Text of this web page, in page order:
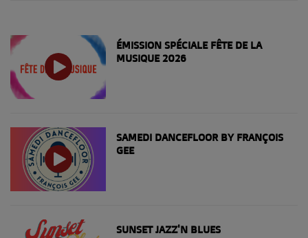
ÉMISSION SPÉCIALE FÊTE DE LA
MUSIQUE 2026
SAMEDI DANCEFLOOR BY FRANÇOIS
GEE
SUNSET JAZZ'N BLUES